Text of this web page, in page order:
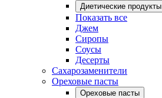
Диетические продукты
Показать все
Джем
Сиропы
Соусы
Десерты
Сахарозаменители
Ореховые пасты
Ореховые пасты